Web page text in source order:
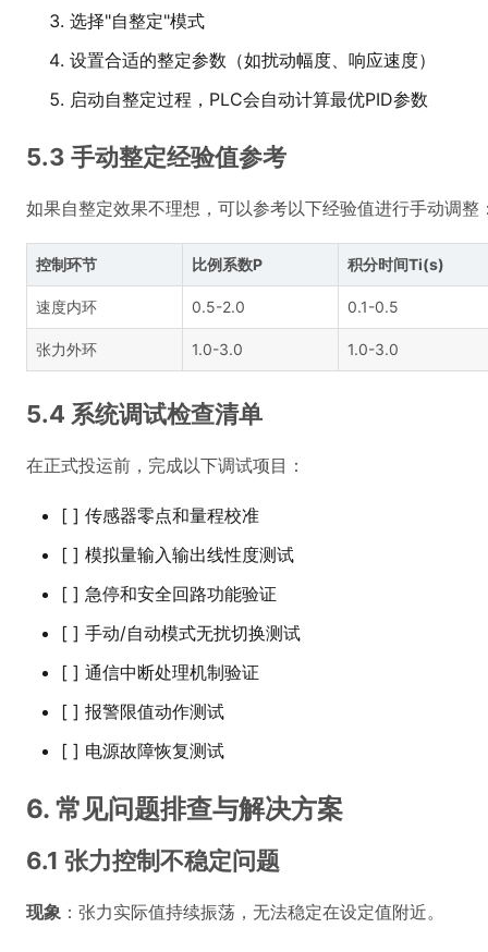
选择"自整定"模式
设置合适的整定参数（如扰动幅度、响应速度）
启动自整定过程，PLC会自动计算最优PID参数
5.3 手动整定经验值参考
如果自整定效果不理想，可以参考以下经验值进行手动调整
控制环节 比例系数P 积分时间Ti(s)
速度内环 0.5-2.0 0.1-0.5
张力外环 1.0-3.0 1.0-3.0
5.4 系统调试检查清单
在正式投运前，完成以下调试项目：
[ ] 传感器零点和量程校准
[ ] 模拟量输入输出线性度测试
[ ] 急停和安全回路功能验证
[ ] 手动/自动模式无扰切换测试
[ ] 通信中断处理机制验证
[ ] 报警限值动作测试
[ ] 电源故障恢复测试
6. 常见问题排查与解决方案
6.1 张力控制不稳定问题
现象 ：张力实际值持续振荡，无法稳定在设定值附近。